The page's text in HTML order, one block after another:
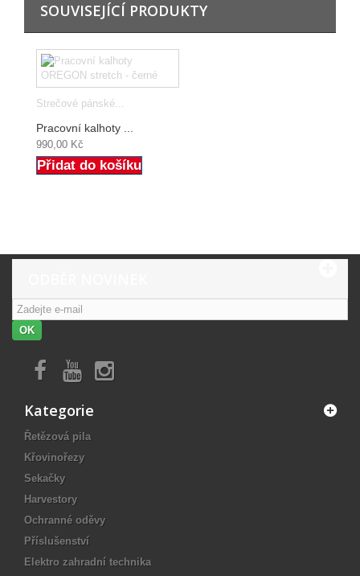
SOUVISEJÍCÍ PRODUKTY
Strečové pánské...
Pracovní kalhoty ...
990,00 Kč
Přidat do košíku
OK
Kategorie
Řetězová pila
Křovinořezy
Sekačky
Harvestory
Ochranné oděvy
Příslušenství
Elektro zahradní technika